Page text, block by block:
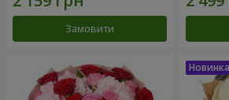
Замовити